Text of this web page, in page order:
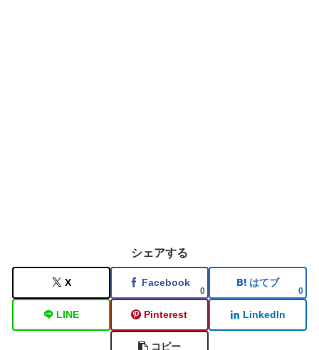
シェアする
X Facebook
0
はてブ
0
LINE Pinterest LinkedIn
コピー